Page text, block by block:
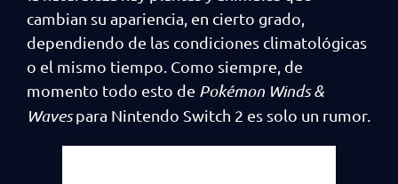
cambian su apariencia, en cierto grado,
dependiendo de las condiciones climatológicas
o el mismo tiempo. Como siempre, de
momento todo esto de Pokémon Winds &
Wavespara Nintendo Switch 2 es solo un rumor.